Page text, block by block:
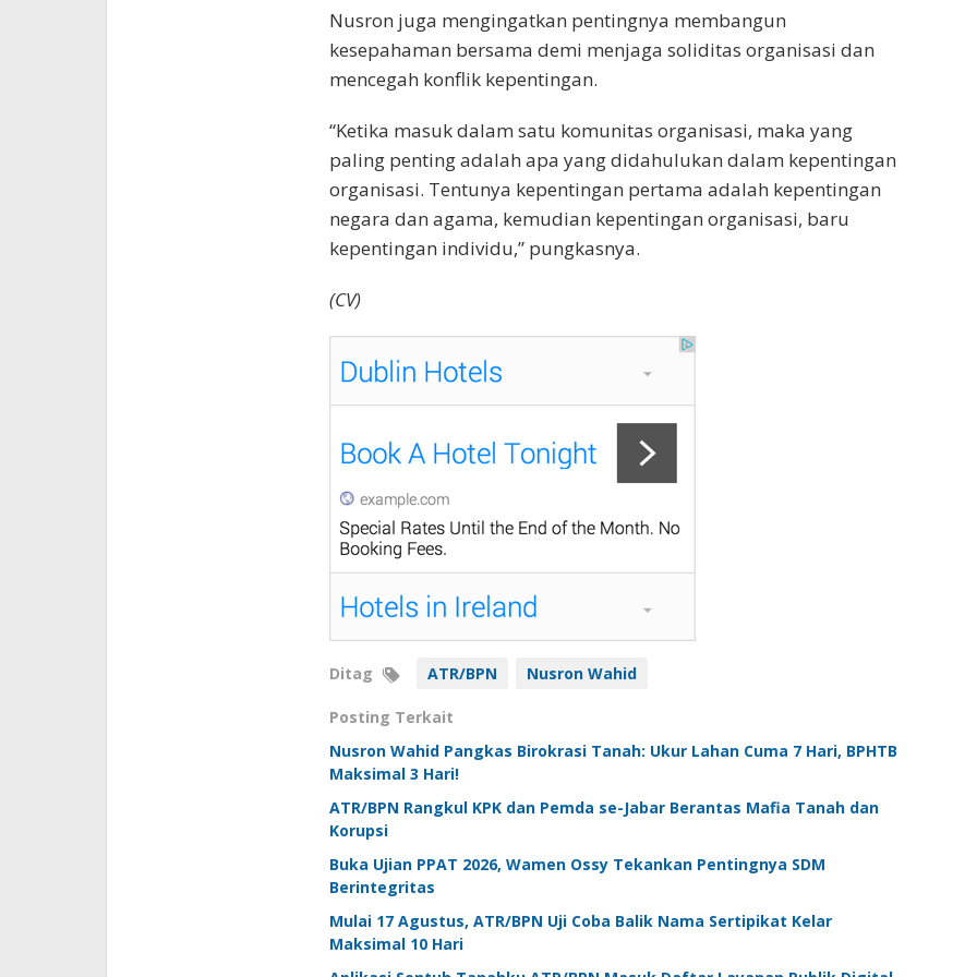
Nusron juga mengingatkan pentingnya membangun
kesepahaman bersama demi menjaga soliditas organisasi dan
mencegah konflik kepentingan.
“Ketika masuk dalam satu komunitas organisasi, maka yang
paling penting adalah apa yang didahulukan dalam kepentingan
organisasi. Tentunya kepentingan pertama adalah kepentingan
negara dan agama, kemudian kepentingan organisasi, baru
kepentingan individu,” pungkasnya.
(CV)
Ditag ATR/BPN Nusron Wahid
Posting Terkait
Nusron Wahid Pangkas Birokrasi Tanah: Ukur Lahan Cuma 7 Hari, BPHTB
Maksimal 3 Hari!
ATR/BPN Rangkul KPK dan Pemda se-Jabar Berantas Mafia Tanah dan
Korupsi
Buka Ujian PPAT 2026, Wamen Ossy Tekankan Pentingnya SDM
Berintegritas
Mulai 17 Agustus, ATR/BPN Uji Coba Balik Nama Sertipikat Kelar
Maksimal 10 Hari